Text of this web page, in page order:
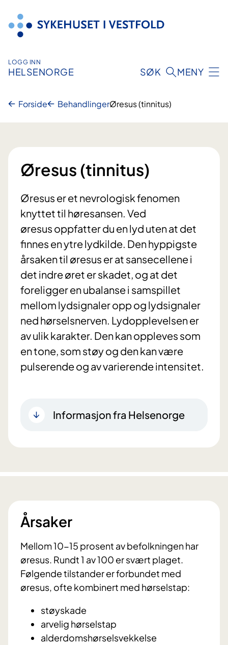
innhold
LOGG INN
HELSENORGE SØK MENY
Forside BehandlingerØresus (tinnitus)
Øresus (tinnitus)
Øresus er et nevrologisk fenomen
knyttet til høresansen. Ved
øresus oppfatter du en lyd uten at det
finnes en ytre lydkilde. Den hyppigste
årsaken til øresus er at sansecellene i
det indre øret er skadet, og at det
foreligger en ubalanse i samspillet
mellom lydsignaler opp og lydsignaler
ned hørselsnerven. Lydopplevelsen er
av ulik karakter. Den kan oppleves som
en tone, som støy og den kan være
pulserende og av varierende intensitet.
Informasjon fra Helsenorge
Årsaker
Mellom 10-15 prosent av befolkningen har
øresus. Rundt 1 av 100 er svært plaget.
Følgende tilstander er forbundet med
øresus, ofte kombinert med hørselstap:
støyskade
arvelig hørselstap
alderdomshørselsvekkelse